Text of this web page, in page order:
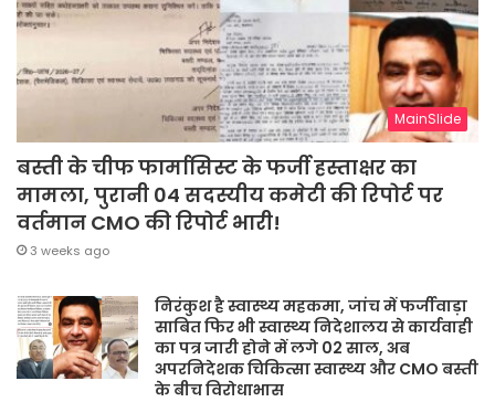
MainSlide
बस्ती के चीफ फार्मासिस्ट के फर्जी हस्ताक्षर का
मामला, पुरानी 04 सदस्यीय कमेटी की रिपोर्ट पर
वर्तमान CMO की रिपोर्ट भारी!
3 weeks ago
निरंकुश है स्वास्थ्य महकमा, जांच में फर्जीवाड़ा
साबित फिर भी स्वास्थ्य निदेशालय से कार्यवाही
का पत्र जारी होने में लगे 02 साल, अब
अपरनिदेशक चिकित्सा स्वास्थ्य और CMO बस्ती
के बीच विरोधाभास